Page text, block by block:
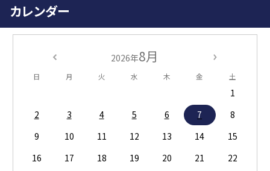
カレンダー
2026年8月
日 月 火 水 木 金 土
1
2
3 4 5 6 7
8
9
10 11 12 13 14
15
16
17 18 19 20 21
22